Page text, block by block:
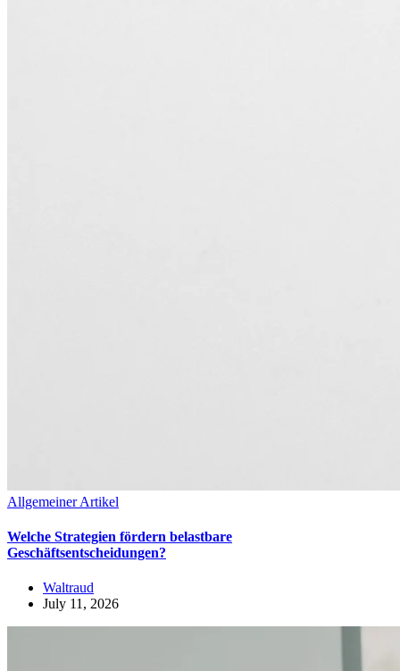
Allgemeiner Artikel
Welche Strategien fördern belastbare
Geschäftsentscheidungen?
Waltraud
July 11, 2026